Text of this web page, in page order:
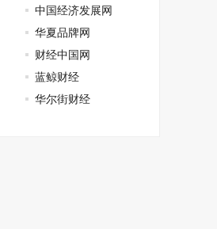
中国经济发展网
华夏品牌网
财经中国网
蓝鲸财经
华尔街财经